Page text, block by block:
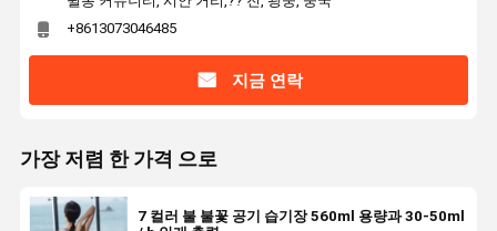
+8613073046485
지금 연락
가장 저렴 한 가격 으로
7 컬러 불 불꽃 공기 습기장 560ml 용량과 30-50ml